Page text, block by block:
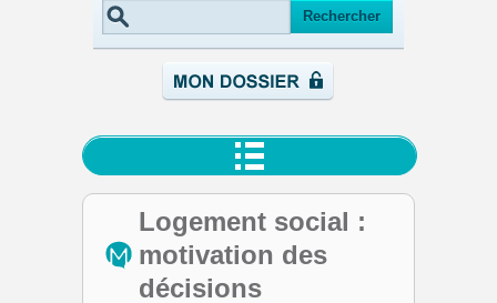
Logement social :
motivation des
décisions